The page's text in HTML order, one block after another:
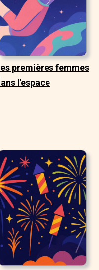
premières femmes
l'espace